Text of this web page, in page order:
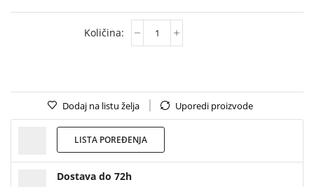
Dodaj na listu želja Uporedi proizvode
LISTA POREĐENJA
Dostava do 72h